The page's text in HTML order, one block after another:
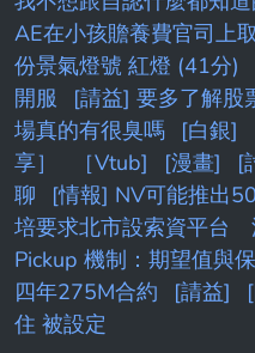
AE在小孩贍養費官司上
份景氣燈號 紅燈 (41分)
開服
[請益] 要多了解股
場真的有很臭嗎
[白銀]
享］
［Vtub] [漫畫] [
聊
[情報] NV可能推出
培要求北市設索資平台
Pickup 機制：期望值與
四年275M合約
[請益]
住 被設定